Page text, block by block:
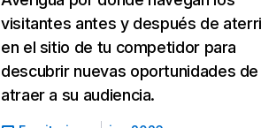
visitantes antes y después de
en el sitio de tu competidor para
descubrir nuevas oportunidades de
atraer a su audiencia.